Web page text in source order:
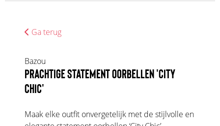
Ga terug
Bazou
PRACHTIGE STATEMENT OORBELLEN 'CITY
CHIC'
Maak elke outfit onvergetelijk met de stijlvolle en